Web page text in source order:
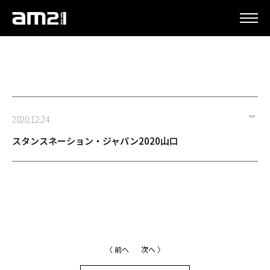
2020.12.24
スタンスネーション・ジャパン2020山口
〈 前へ 次へ 〉